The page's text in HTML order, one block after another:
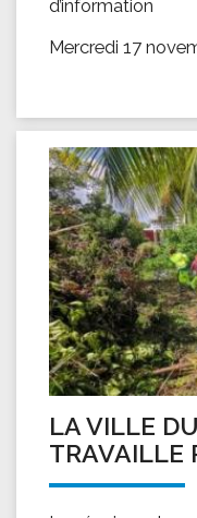
d’information
Mercredi 17
LA VILLE
TRAVAILLE